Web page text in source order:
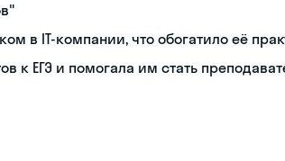
в IT-компании, что обогатило её
к ЕГЭ и помогала им стать